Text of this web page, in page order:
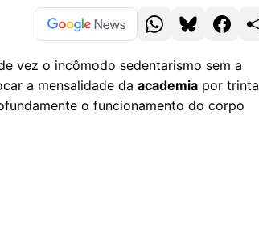
vez o incômodo sedentarismo sem a
a mensalidade da academia por trinta
o funcionamento do corpo